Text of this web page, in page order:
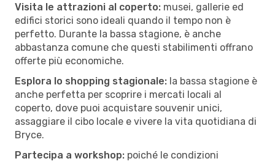
Visita le attrazioni al coperto: musei, gallerie ed
edifici storici sono ideali quando il tempo non è
perfetto. Durante la bassa stagione, è anche
abbastanza comune che questi stabilimenti offrano
offerte più economiche.
Esplora lo shopping stagionale: la bassa stagione è
anche perfetta per scoprire i mercati locali al
coperto, dove puoi acquistare souvenir unici,
assaggiare il cibo locale e vivere la vita quotidiana di
Bryce.
Partecipa a workshop: poiché le condizioni